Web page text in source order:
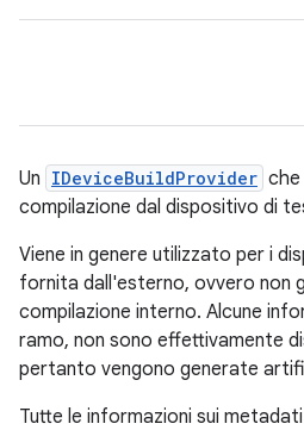
Un IDeviceBuildProvider che
compilazione dal dispositivo di
Viene in genere utilizzato per i
fornita dall'esterno, ovvero non
compilazione interno. Alcune
ramo, non sono effettivamente
pertanto vengono generate
Tutte le informazioni sui